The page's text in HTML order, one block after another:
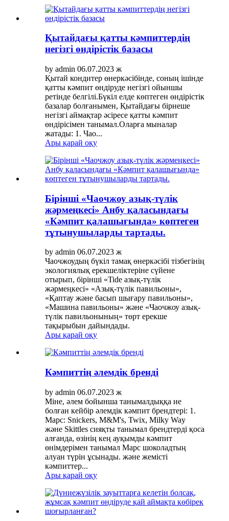
Қытайдағы қатты кәмпиттердің
негізгі өндірістік базасы
by admin 06.07.2023 ж
Қытай кондитер өнеркәсібінде, соның ішінде
қатты кәмпит өндіруде негізгі ойыншы
ретінде белгілі.Бүкіл елде көптеген өндірістік
базалар болғанымен, Қытайдағы бірнеше
негізгі аймақтар әсіресе қатты кәмпит
өндірісімен танымал.Оларға мыналар
жатады: 1. Чао...
Ары қарай оқу
Бірінші «Чаочжоу азық-түлік
жәрмеңкесі» Анбу қаласындағы
«Кәмпит қалашығында» көптеген
тұтынушыларды тартады.
by admin 06.07.2023 ж
Чаочжоудың бүкіл тамақ өнеркәсібі тізбегінің
экологиялық ерекшеліктеріне сүйене
отырып, бірінші «Tide азық-түлік
жәрмеңкесі» «Азық-түлік павильоны»,
«Қаптау және басып шығару павильоны»,
«Машина павильоны» және «Чаочжоу азық-
түлік павильонының» төрт ерекше
тақырыбын дайындады.
Ары қарай оқу
Кәмпиттің әлемдік бренді
by admin 06.07.2023 ж
Міне, әлем бойынша танымалдыққа ие
болған кейбір әлемдік кәмпит брендтері: 1.
Марс: Snickers, M&M's, Twix, Milky Way
және Skittles сияқты танымал брендтерді қоса
алғанда, өзінің кең ауқымды кәмпит
өнімдерімен танымал Марс шоколадтың
алуан түрін ұсынады. және жемісті
кәмпиттер...
Ары қарай оқу